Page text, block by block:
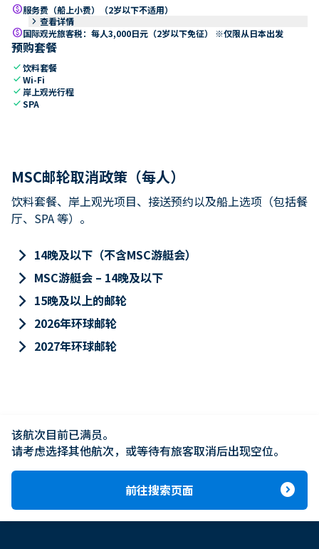
paid服务费（船上小费）（2岁以下不适用）
keyboard_arrow_right 查看详情
paid国际观光旅客税：每人3,000日元（2岁以下免征） ※仅限从日本出发
预购套餐
check饮料套餐
checkWi-Fi
check 岸上观光行程
checkSPA
MSC邮轮取消政策（每人）
饮料套餐、岸上观光项目、接送预约以及船上选项（包括餐
厅、SPA 等）。
keyboard_arrow_right 14晚及以下（不含MSC游艇会）
keyboard_arrow_right MSC游艇会 – 14晚及以下
keyboard_arrow_right 15晚及以上的邮轮
keyboard_arrow_right 2026年环球邮轮
keyboard_arrow_right 2027年环球邮轮
该航次目前已满员。
请考虑选择其他航次，或等待有旅客取消后出现空位。
前往搜索页面 expand_circle_right